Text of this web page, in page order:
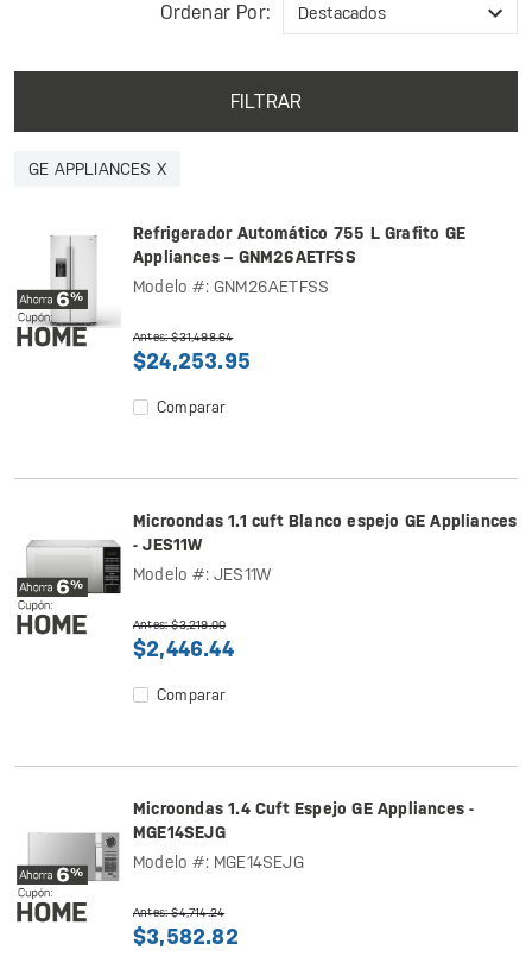
Ordenar Por:
FILTRAR
GE APPLIANCES X
Refrigerador Automático 755 L Grafito GE
Appliances – GNM26AETFSS
Modelo #: GNM26AETFSS
Antes: $31,498.64
$24,253.95
Comparar
Microondas 1.1 cuft Blanco espejo GE Appliances
- JES11W
Modelo #: JES11W
Antes: $3,219.00
$2,446.44
Comparar
Microondas 1.4 Cuft Espejo GE Appliances -
MGE14SEJG
Modelo #: MGE14SEJG
Antes: $4,714.24
$3,582.82